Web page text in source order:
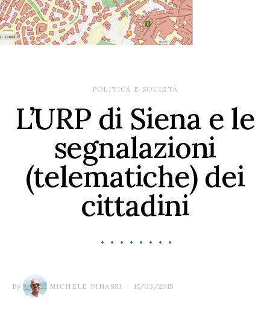
POLITICA E SOCIETÀ
L’URP di Siena e le
segnalazioni
(telematiche) dei
cittadini
By MICHELE PINASSI 17/03/2015